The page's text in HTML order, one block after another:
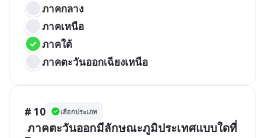
ภาคกลาง
ภาคเหนือ
ภาคใต้
ภาคตะวันออกเฉียงเหนือ
# 10 เลือกประเภท